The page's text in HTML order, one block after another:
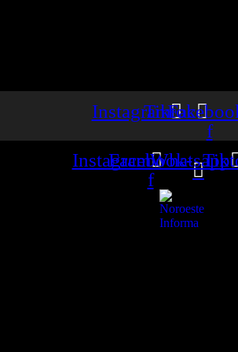
InstagramTiktok
f
Instagram
Facebook-
f
Whatsapp